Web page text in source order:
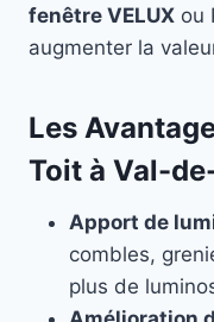
fenêtre VELUX ou
augmenter la
Les
Toit à Val-
Apport de
combles,
plus de